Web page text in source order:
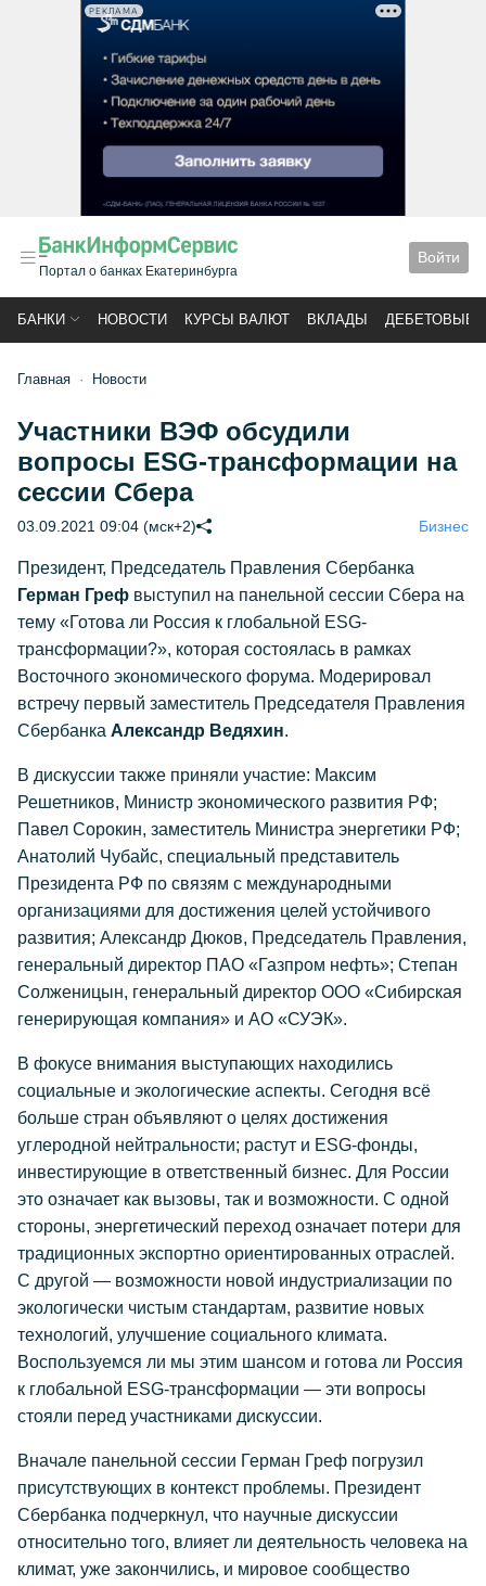
РЕКЛАМА
Портал о банках Екатеринбурга
Войти
БАНКИ НОВОСТИ КУРСЫ ВАЛЮТ ВКЛАДЫ ДЕБЕТОВЫЕ
Главная Новости
Участники ВЭФ обсудили
вопросы ESG-трансформации на
сессии Сбера
03.09.2021 09:04 (мск+2) Бизнес
Президент, Председатель Правления Сбербанка
Герман Греф выступил на панельной сессии Сбера на
тему «Готова ли Россия к глобальной ESG-
трансформации?», которая состоялась в рамках
Восточного экономического форума. Модерировал
встречу первый заместитель Председателя Правления
Сбербанка Александр Ведяхин.
В дискуссии также приняли участие: Максим
Решетников, Министр экономического развития РФ;
Павел Сорокин, заместитель Министра энергетики РФ;
Анатолий Чубайс, специальный представитель
Президента РФ по связям с международными
организациями для достижения целей устойчивого
развития; Александр Дюков, Председатель Правления,
генеральный директор ПАО «Газпром нефть»; Степан
Солженицын, генеральный директор ООО «Сибирская
генерирующая компания» и АО «СУЭК».
В фокусе внимания выступающих находились
социальные и экологические аспекты. Сегодня всё
больше стран объявляют о целях достижения
углеродной нейтральности; растут и ESG-фонды,
инвестирующие в ответственный бизнес. Для России
это означает как вызовы, так и возможности. С одной
стороны, энергетический переход означает потери для
традиционных экспортно ориентированных отраслей.
С другой — возможности новой индустриализации по
экологически чистым стандартам, развитие новых
технологий, улучшение социального климата.
Воспользуемся ли мы этим шансом и готова ли Россия
к глобальной ESG-трансформации — эти вопросы
стояли перед участниками дискуссии.
Вначале панельной сессии Герман Греф погрузил
присутствующих в контекст проблемы. Президент
Сбербанка подчеркнул, что научные дискуссии
относительно того, влияет ли деятельность человека на
климат, уже закончились, и мировое сообщество